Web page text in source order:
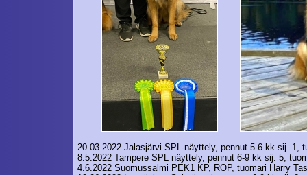
20.03.2022 Jalasjärvi SPL-näyttely, pennut 5-6 kk sij. 1,
8.5.2022 Tampere SPL näyttely, pennut 6-9 kk sij. 5,
4.6.2022 Suomussalmi PEK1 KP, ROP, tuomari Harry